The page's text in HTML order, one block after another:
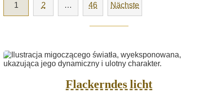
1 2 … 46 Nächste
Flackerndes licht